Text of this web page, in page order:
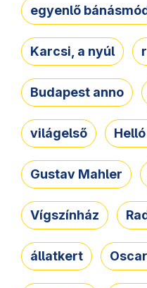
egyenlő
Karcsi, a nyúl
Budapest anno
világelső
Gustav Mahler
Vígszínház
állatkert